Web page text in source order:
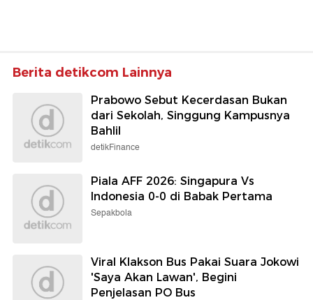
Berita detikcom Lainnya
Prabowo Sebut Kecerdasan Bukan
dari Sekolah, Singgung Kampusnya
Bahlil
detikFinance
Piala AFF 2026: Singapura Vs
Indonesia 0-0 di Babak Pertama
Sepakbola
Viral Klakson Bus Pakai Suara Jokowi
'Saya Akan Lawan', Begini
Penjelasan PO Bus